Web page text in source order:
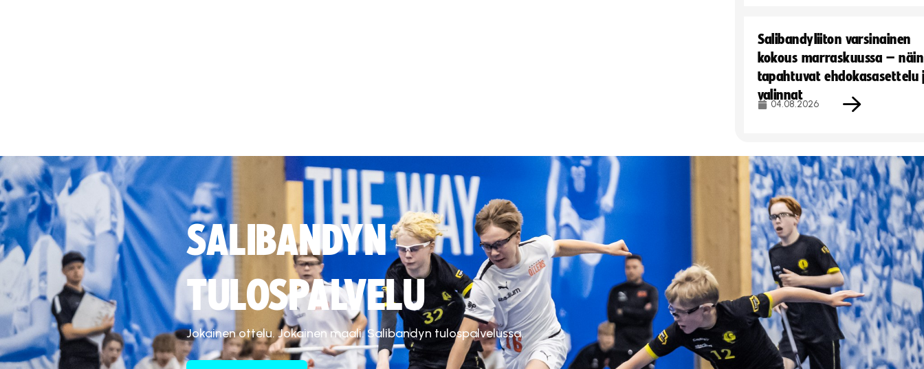
Salibandyliiton varsinainen
kokous marraskuussa – näin
tapahtuvat ehdokasasettelu
valinnat
04.08.2026
SALIBANDYN
TULOSPALVELU
Jokainen ottelu. Jokainen maali. Salibandyn tulospalvelussa.